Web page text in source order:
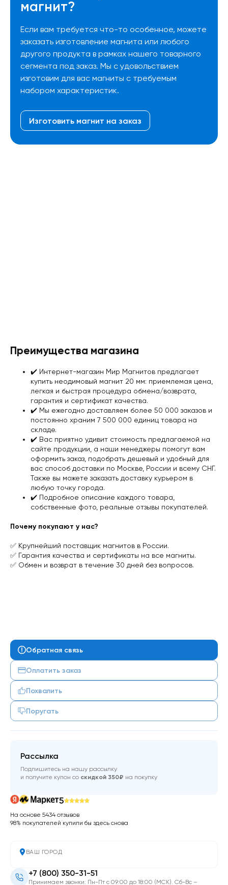
магнит?
Если вам требуется что-то особенное, можете
заказать изготовление магнита или любого
другого продукта в рамках нашего товарного
сегмента под заказ. Мы с удовольствием
изготовим для вас магниты с требуемым
набором характеристик.
Изготовить магнит на заказ
Преимущества магазина
✔️ Интернет-магазин Мир Магнитов предлагает
купить неодимовый магнит 20 мм: приемлемая цена,
легкая и быстрая процедура обмена/возврата,
гарантия и сертификат качества.
✔️ Мы ежегодно доставляем более 50 000 заказов и
постоянно храним 7 500 000 единиц товара на
складе.
✔️ Вас приятно удивит стоимость предлагаемой на
сайте продукции, а наши менеджеры помогут вам
оформить заказ, подобрать дешевый и удобный для
вас способ доставки по Москве, России и всему СНГ.
Также вы можете заказать доставку курьером в
любую точку города.
✔️ Подробное описание каждого товара,
собственные фото, реальные отзывы покупателей.
Почему покупают у нас?
✅ Крупнейший поставщик магнитов в России.
✅ Гарантия качества и сертификаты на все магниты.
✅ Обмен и возврат в течение 30 дней без вопросов.
Обратная связь
Оплатить заказ
Похвалить
Поругать
ВАШ ГОРОД
+7 (800) 350-31-51
Принимаем звонки: Пн-Пт с 09:00 до 18:00 (МСК). Сб-Вс –
Рассылка
Подпишитесь на нашу рассылку
и получите купон со скидкой 350₽ на покупку
5
На основе 5434 отзывов
98% покупателей купили бы здесь снова